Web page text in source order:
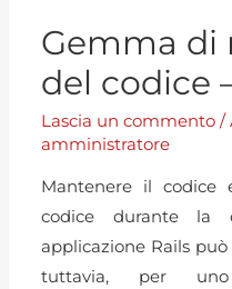
Gemma di
del codice
Lascia un commento /
amministratore
Mantenere il codice
codice durante la
applicazione Rails
tuttavia, per uno